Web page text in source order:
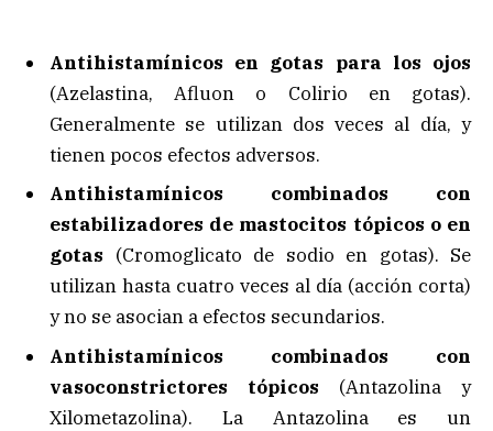
Antihistamínicos en gotas para los ojos
(Azelastina, Afluon o Colirio en gotas).
Generalmente se utilizan dos veces al día, y
tienen pocos efectos adversos.
Antihistamínicos combinados con
estabilizadores de mastocitos tópicos o en
gotas (Cromoglicato de sodio en gotas). Se
utilizan hasta cuatro veces al día (acción corta)
y no se asocian a efectos secundarios.
Antihistamínicos combinados con
vasoconstrictores tópicos (Antazolina y
Xilometazolina). La Antazolina es un